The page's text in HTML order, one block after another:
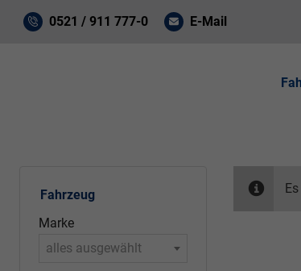
0521 / 911 777-0 E-Mail
Fahrzeug
Marke
alles ausgewählt